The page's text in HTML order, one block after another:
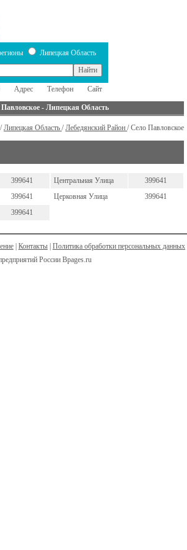
Липецкая Область
Адрес Телефон Сайт
- Липецкая Область
/Липецкая Область /Лебедянский Район / Село Павловское
399641
399641
399641
Центральная Улица
399641
Церковная Улица
399641
| Контакты | Политика обработки персональных данных
России Bpages.ru